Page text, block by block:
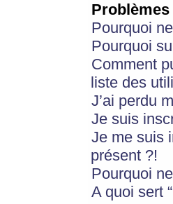
Pourquoi
Pourquoi
Comment
liste des
J’ai perdu
Je suis
Je me suis
présent ?!
Pourquoi
A quoi sert